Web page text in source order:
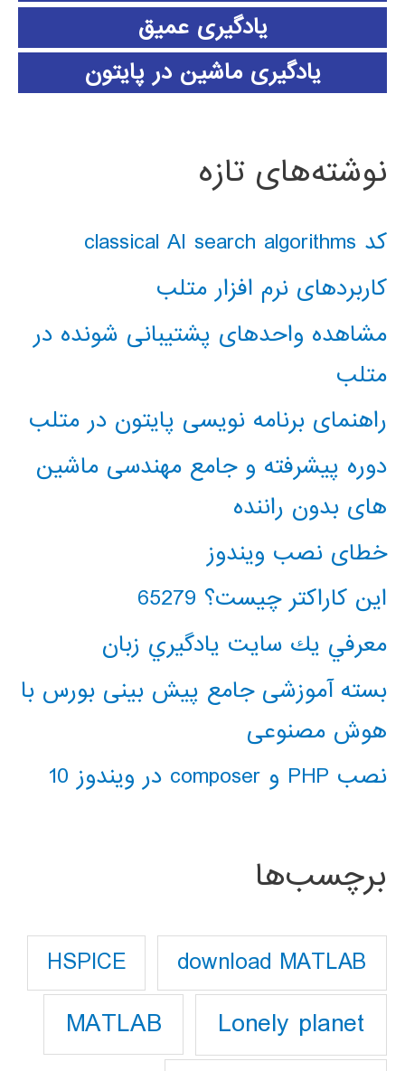
یادگیری عمیق
یادگیری ماشین در پایتون
نوشته‌های تازه
کد classical AI search algorithms
کاربردهای نرم افزار متلب
مشاهده واحدهای پشتیبانی شونده در
متلب
راهنمای برنامه نویسی پایتون در متلب
دوره پیشرفته و جامع مهندسی ماشین
های بدون راننده
خطای نصب ویندوز
این کاراکتر چیست؟ 65279
معرفي يك سايت يادگيري زبان
بسته آموزشی جامع پیش بینی بورس با
هوش مصنوعی
نصب PHP و composer در ویندوز 10
برچسب‌ها
download MATLAB
HSPICE
Lonely planet
MATLAB